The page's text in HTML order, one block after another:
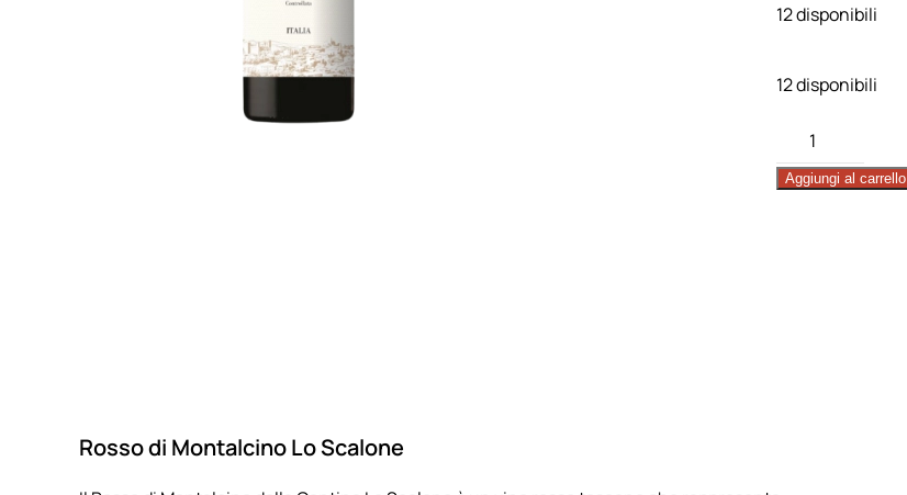
12 disponibili
12 disponibili
Rosso
di
Montalcino
Aggiungi al carrello
Rosso di Montalcino Lo Scalone